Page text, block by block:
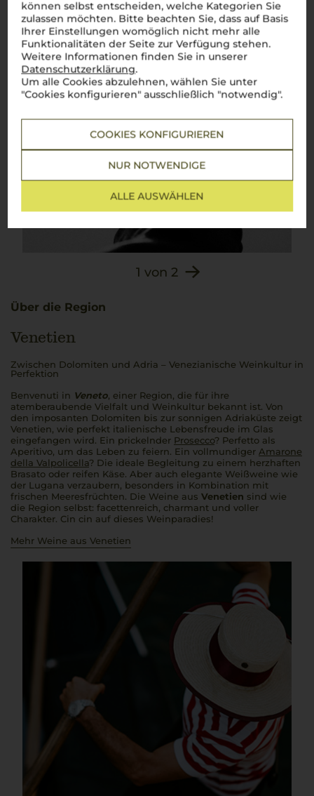
können selbst entscheiden, welche Kategorien Sie
zulassen möchten. Bitte beachten Sie, dass auf Basis
Ihrer Einstellungen womöglich nicht mehr alle
Funktionalitäten der Seite zur Verfügung stehen.
Weitere Informationen finden Sie in unserer
Datenschutzerklärung.
Um alle Cookies abzulehnen, wählen Sie unter
"Cookies konfigurieren" ausschließlich "notwendig".
COOKIES KONFIGURIEREN
NUR NOTWENDIGE
ALLE AUSWÄHLEN
1 von 2
Über die Region
Venetien
Zwischen Dolomiten und Adria – Venezianische Weinkultur in
Perfektion
Benvenuti in Veneto, einer Region, die für ihre
atemberaubende Vielfalt und Weinkultur bekannt ist. Von
den imposanten Dolomiten bis zur sonnigen Adriaküste zeigt
Venetien, wie perfekt italienische Lebensfreude im Glas
eingefangen wird. Ein prickelnder Prosecco? Perfetto als
Aperitivo, um das Leben zu feiern. Ein vollmundiger Amarone
della Valpolicella? Die ideale Begleitung zu einem herzhaften
Brasato oder reifen Käse. Aber auch elegante Weißweine wie
der Lugana verzaubern, besonders in Kombination mit
frischen Meeresfrüchten. Die Weine aus Venetien sind wie
die Region selbst: facettenreich, charmant und voller
Charakter. Cin cin auf dieses Weinparadies!
Mehr Weine aus Venetien